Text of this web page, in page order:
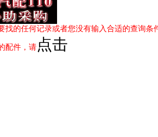
找的任何记录或者您没有输入合适的查询
配件，请 点击